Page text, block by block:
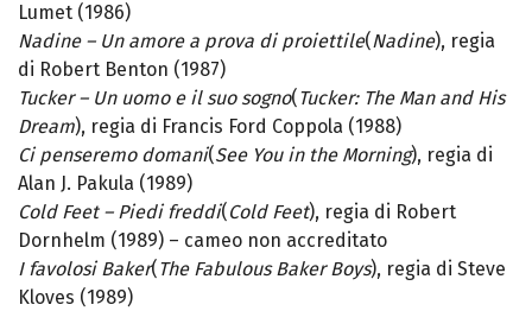
Lumet (1986)
Nadine – Un amore a prova di proiettile(Nadine), regia
di Robert Benton (1987)
Tucker – Un uomo e il suo sogno( Tucker: The Man and His
Dream), regia di Francis Ford Coppola (1988)
Ci penseremo domani(See You in the Morning), regia di
Alan J. Pakula (1989)
Cold Feet – Piedi freddi( Cold Feet), regia di Robert
Dornhelm (1989) – cameo non accreditato
I favolosi Baker( The Fabulous Baker Boys), regia di Steve
Kloves (1989)